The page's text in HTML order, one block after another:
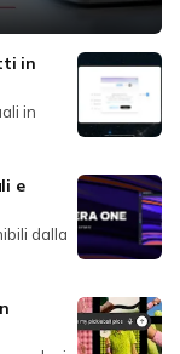
in
in
e
dalla